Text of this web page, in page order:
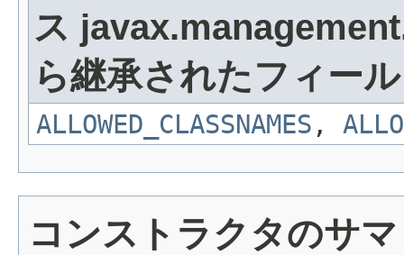
ス
ら継承されたフィー
ALLOWED_CLASSNAMES ,
コンストラクタのサ